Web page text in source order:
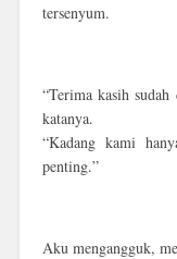
tersenyum.
“Terima kasih
katanya.
“Kadang kami
penting.”
Aku mengangguk,